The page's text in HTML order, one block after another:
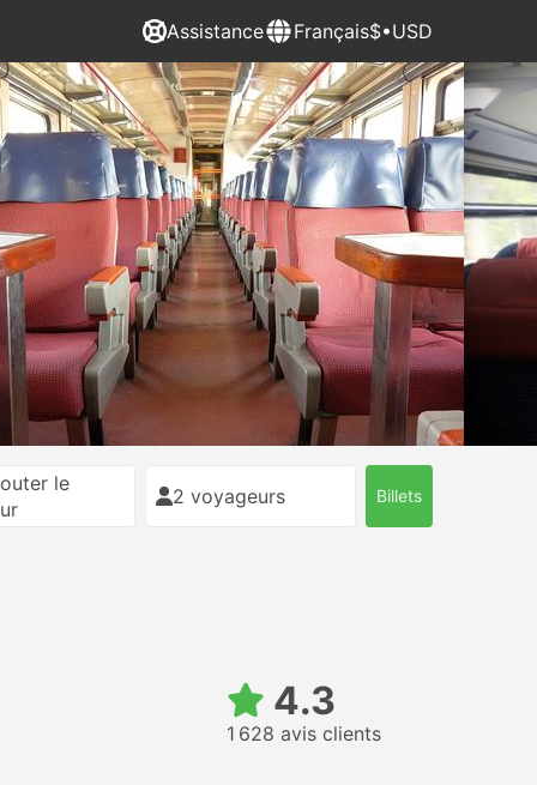
Assistance Français$•USD
le
2 voyageurs Billets
4.3
1 628 avis clients